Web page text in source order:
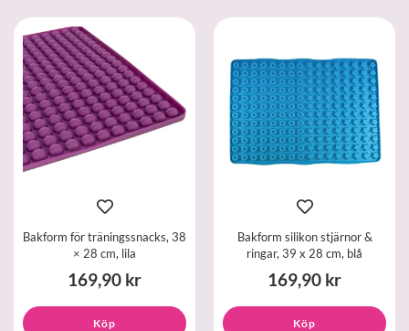
Bakform för träningssnacks, 38
× 28 cm, lila
169,90 kr
Köp
Bakform silikon stjärnor &
ringar, 39 x 28 cm, blå
169,90 kr
Köp